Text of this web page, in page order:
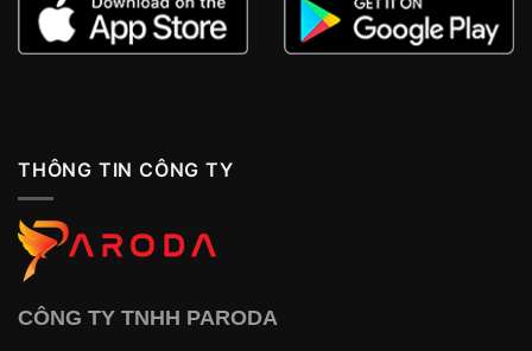
THÔNG TIN CÔNG TY
CÔNG TY TNHH PARODA